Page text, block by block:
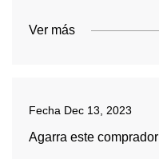
Ver más
Fecha Dec 13, 2023
Agarra este comprador